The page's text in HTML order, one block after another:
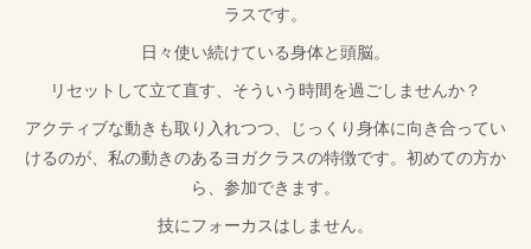
ラスです。
日々使い続けている身体と頭脳。
リセットして立て直す、そういう時間を過ごしませんか？
アクティブな動きも取り入れつつ、じっくり身体に向き合ってい
けるのが、私の動きのあるヨガクラスの特徴です。初めての方か
ら、参加できます。
技にフォーカスはしません。